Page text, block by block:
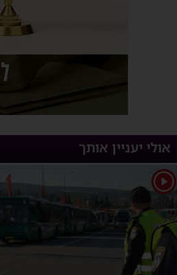
אולי יעניין אותך
1